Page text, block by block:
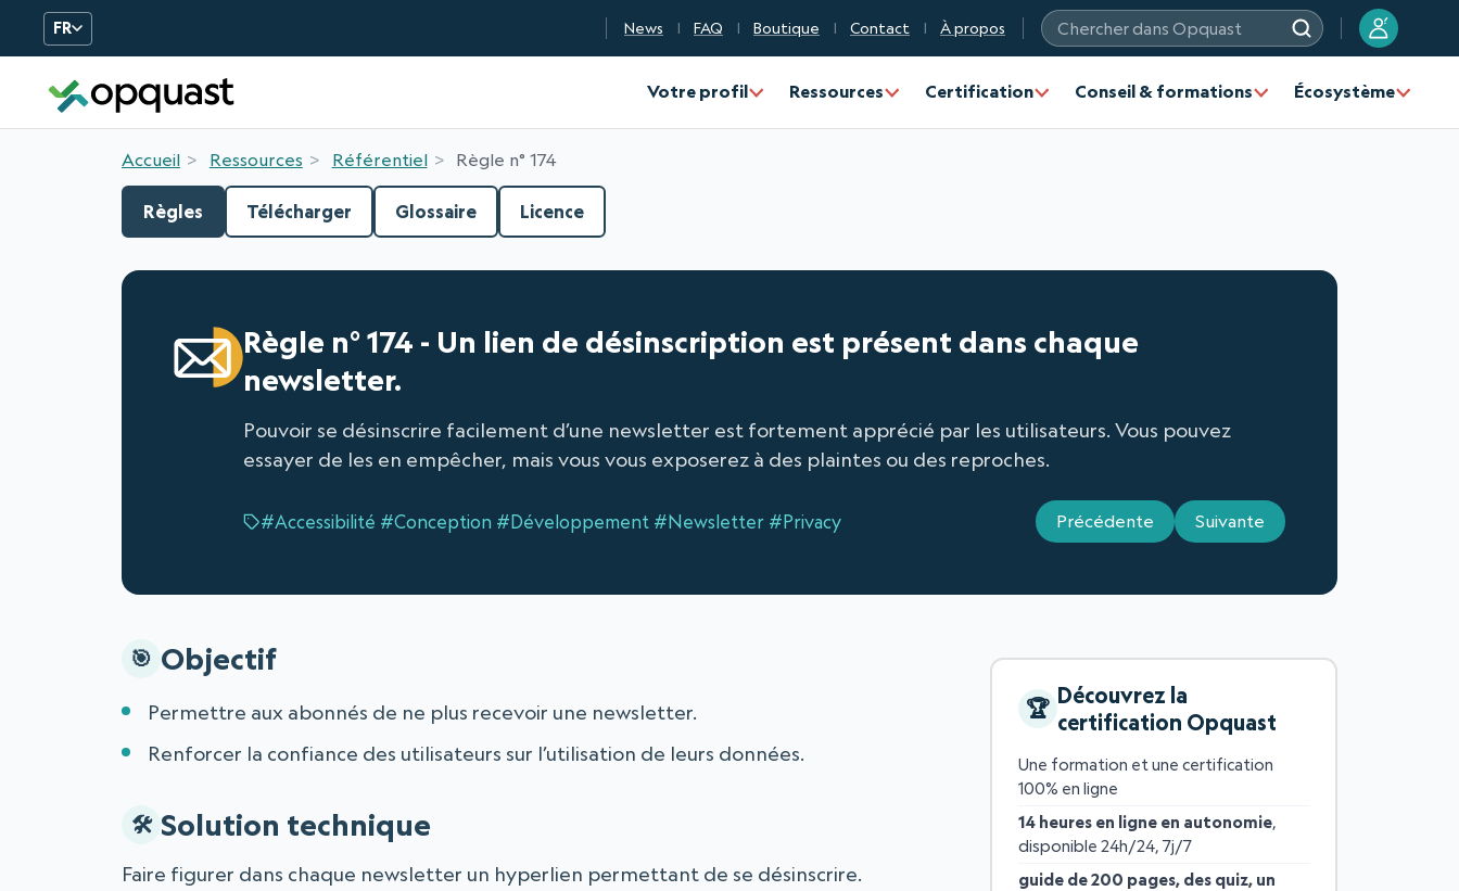
FR News FAQ Boutique Contact À propos
Chercher dans Opquast
?
Votre profil Ressources Certification Conseil & formations Écosystème
Accueil Ressources Référentiel Règle n° 174
Règles Télécharger Glossaire Licence
Règle n° 174 - Un lien de désinscription est présent dans chaque
newsletter.
Pouvoir se désinscrire facilement d’une newsletter est fortement apprécié par les utilisateurs. Vous pouvez
essayer de les en empêcher, mais vous vous exposerez à des plaintes ou des reproches.
#Accessibilité #Conception #Développement #Newsletter #Privacy Précédente Suivante
Découvrez la
certification Opquast
Une formation et une certification
100% en ligne
14 heures en ligne en autonomie,
disponible 24h/24, 7j/7
guide de 200 pages, des quiz, un
Objectif
Permettre aux abonnés de ne plus recevoir une newsletter.
Renforcer la confiance des utilisateurs sur l’utilisation de leurs données.
Solution technique
Faire figurer dans chaque newsletter un hyperlien permettant de se désinscrire.